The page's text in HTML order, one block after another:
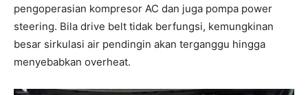
pengoperasian kompresor AC dan juga pompa power
steering. Bila drive belt tidak berfungsi, kemungkinan
besar sirkulasi air pendingin akan terganggu hingga
menyebabkan overheat.